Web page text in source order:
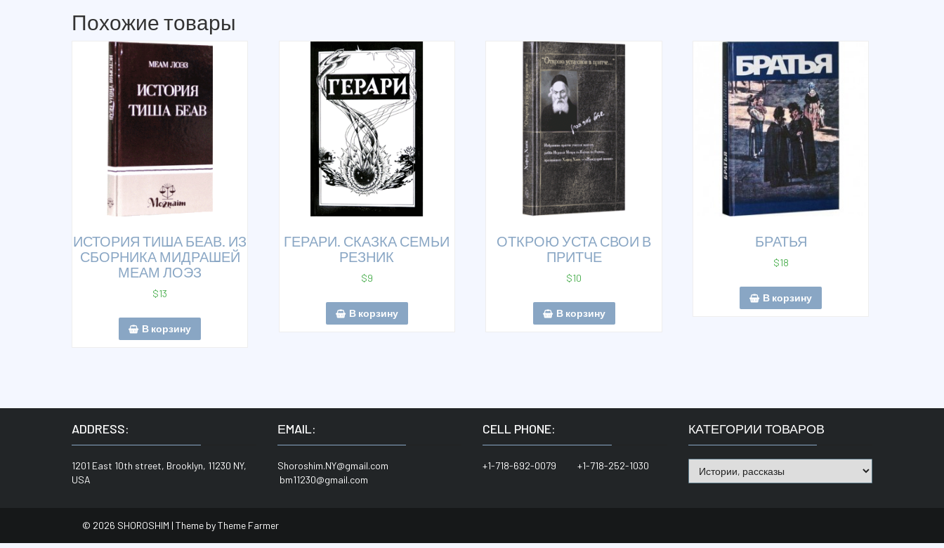
Похожие товары
ИСТОРИЯ ТИША БЕАВ. ИЗ
СБОРНИКА МИДРАШЕЙ
МЕАМ ЛОЭЗ
$13
В корзину
ГЕРАРИ. СКАЗКА СЕМЬИ
РЕЗНИК
$9
В корзину
ОТКРОЮ УСТА СВОИ В
ПРИТЧЕ
$10
В корзину
БРАТЬЯ
$18
В корзину
ADDRESS:
1201 East 10th street, Brooklyn, 11230 NY,
USA
ЕMAIL:
Shoroshim.NY@gmail.com
bm11230@gmail.com
CELL PHONE:
+1-718-692-0079 +1-718-252-1030
КАТЕГОРИИ ТОВАРОВ
© 2026 SHOROSHIM | Theme byTheme Farmer